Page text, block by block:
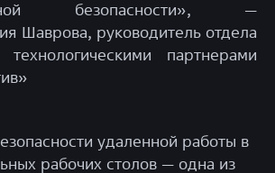
безопасности», —
Шаврова, руководитель отдела
партнерами
удаленной работы в
рабочих столов — одна из